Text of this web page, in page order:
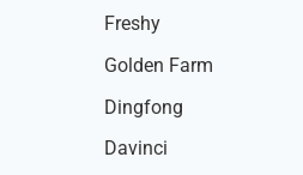
Freshy
Golden Farm
Dingfong
Davinci